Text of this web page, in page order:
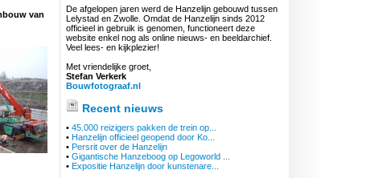
van
De afgelopen jaren werd de Hanzelijn gebouwd tussen
Lelystad en Zwolle. Omdat de Hanzelijn sinds 2012
officieel in gebruik is genomen, functioneert deze
website enkel nog als online nieuws- en beeldarchief.
Veel lees- en kijkplezier!
Met vriendelijke groet,
Stefan Verkerk
Bouwfotograaf.nl
Recent nieuws
• 45.000 reizigers pakken de trein op...
• Hanzelijn officieel geopend door Ko...
• Persrit over de Hanzelijn
• Gigantische Hanzeboog op Legoworld ...
• Expositie Hanzelijn door kunstenare...